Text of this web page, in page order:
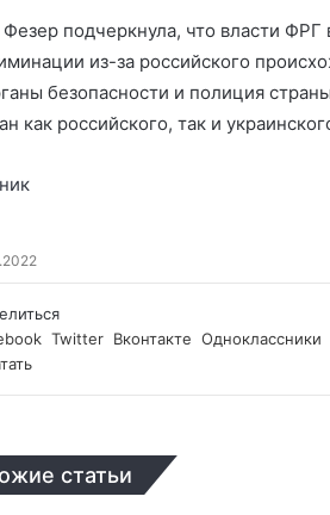
подчеркнула, что власти
из-за российского
безопасности и полиция
как российского, так и
Twitter Вконтакте Одноклассники
статьи